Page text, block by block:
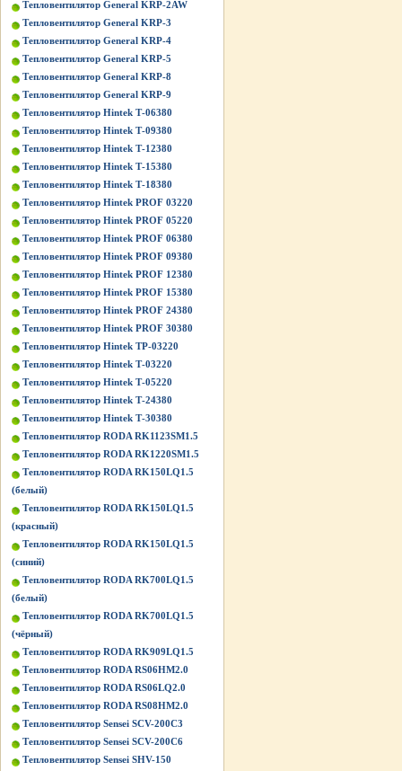
Тепловентилятор General KRP-2AW
Тепловентилятор General KRP-3
Тепловентилятор General KRP-4
Тепловентилятор General KRP-5
Тепловентилятор General KRP-8
Тепловентилятор General KRP-9
Тепловентилятор Hintek Т-06380
Тепловентилятор Hintek Т-09380
Тепловентилятор Hintek Т-12380
Тепловентилятор Hintek Т-15380
Тепловентилятор Hintek Т-18380
Тепловентилятор Hintek PROF 03220
Тепловентилятор Hintek PROF 05220
Тепловентилятор Hintek PROF 06380
Тепловентилятор Hintek PROF 09380
Тепловентилятор Hintek PROF 12380
Тепловентилятор Hintek PROF 15380
Тепловентилятор Hintek PROF 24380
Тепловентилятор Hintek PROF 30380
Тепловентилятор Hintek TP-03220
Тепловентилятор Hintek Т-03220
Тепловентилятор Hintek Т-05220
Тепловентилятор Hintek Т-24380
Тепловентилятор Hintek Т-30380
Тепловентилятор RODA RK1123SM1.5
Тепловентилятор RODA RK1220SM1.5
Тепловентилятор RODA RK150LQ1.5
(белый)
Тепловентилятор RODA RK150LQ1.5
(красный)
Тепловентилятор RODA RK150LQ1.5
(синий)
Тепловентилятор RODA RK700LQ1.5
(белый)
Тепловентилятор RODA RK700LQ1.5
(чёрный)
Тепловентилятор RODA RK909LQ1.5
Тепловентилятор RODA RS06HM2.0
Тепловентилятор RODA RS06LQ2.0
Тепловентилятор RODA RS08HM2.0
Тепловентилятор Sensei SCV-200C3
Тепловентилятор Sensei SCV-200C6
Тепловентилятор Sensei SHV-150